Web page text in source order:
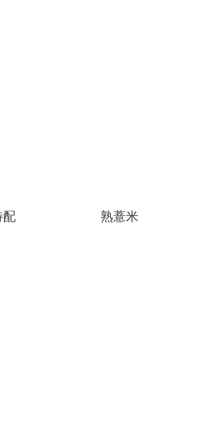
配 熟薏米